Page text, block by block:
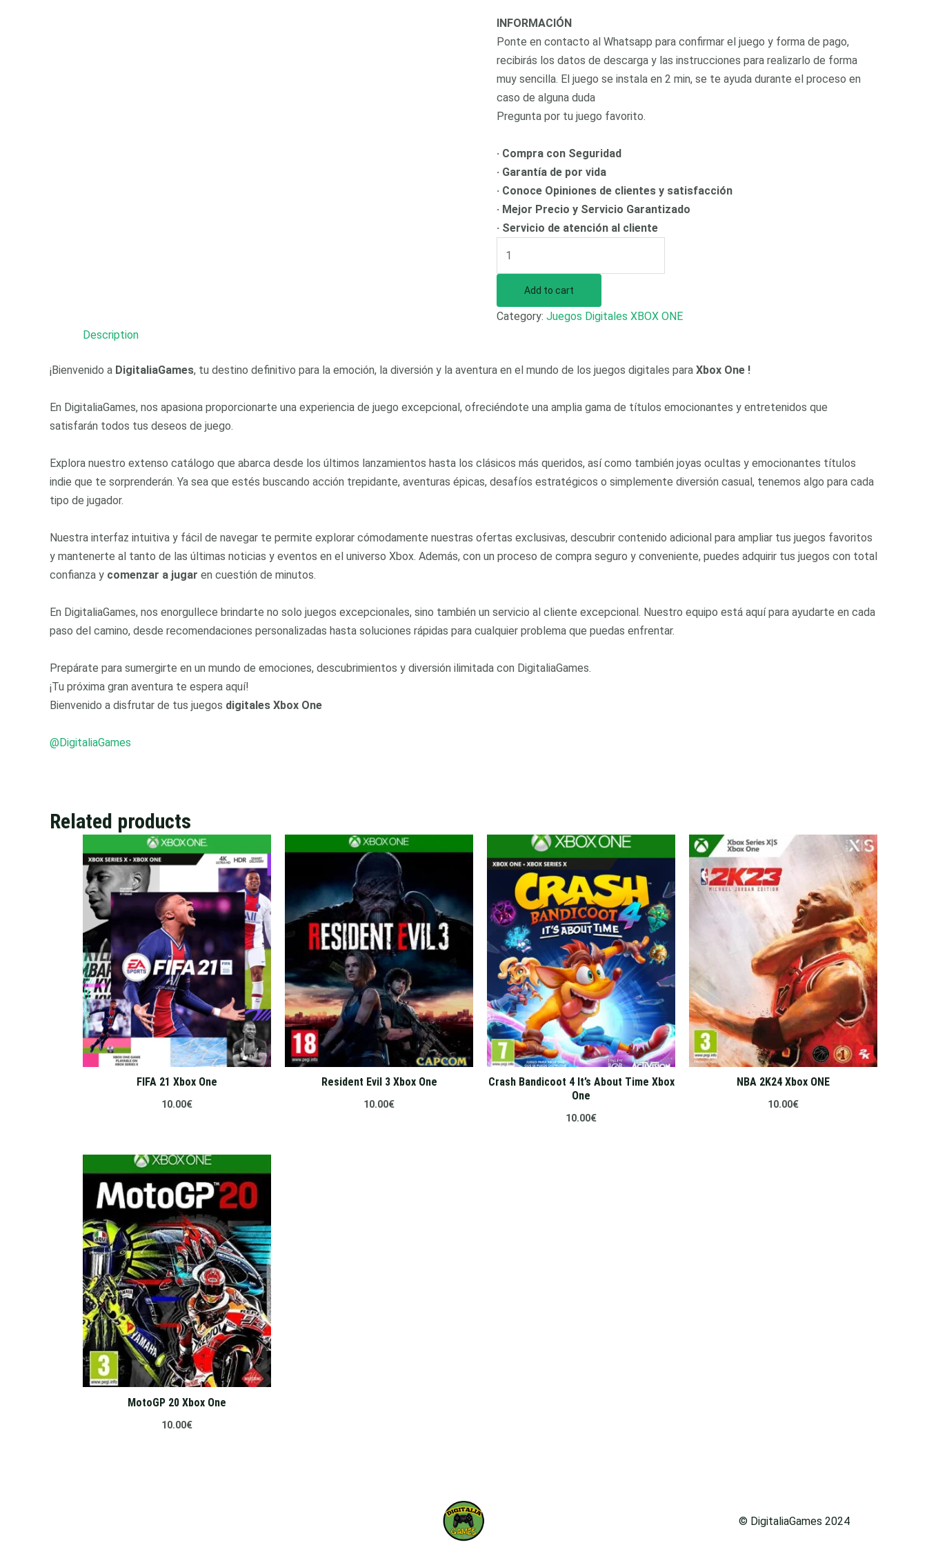
INFORMACIÓN
Ponte en contacto al Whatsapp para confirmar el juego y forma de pago,
recibirás los datos de descarga y las instrucciones para realizarlo de forma
muy sencilla. El juego se instala en 2 min, se te ayuda durante el proceso en
caso de alguna duda
Pregunta por tu juego favorito.
· Compra con Seguridad
· Garantía de por vida
· Conoce Opiniones de clientes y satisfacción
· Mejor Precio y Servicio Garantizado
· Servicio de atención al cliente
Add to cart
Category: Juegos Digitales XBOX ONE
Description
¡Bienvenido a DigitaliaGames, tu destino definitivo para la emoción, la diversión y la aventura en el mundo de los juegos digitales para Xbox One !
En DigitaliaGames, nos apasiona proporcionarte una experiencia de juego excepcional, ofreciéndote una amplia gama de títulos emocionantes y entretenidos que
satisfarán todos tus deseos de juego.
Explora nuestro extenso catálogo que abarca desde los últimos lanzamientos hasta los clásicos más queridos, así como también joyas ocultas y emocionantes títulos
indie que te sorprenderán. Ya sea que estés buscando acción trepidante, aventuras épicas, desafíos estratégicos o simplemente diversión casual, tenemos algo para cada
tipo de jugador.
Nuestra interfaz intuitiva y fácil de navegar te permite explorar cómodamente nuestras ofertas exclusivas, descubrir contenido adicional para ampliar tus juegos favoritos
y mantenerte al tanto de las últimas noticias y eventos en el universo Xbox. Además, con un proceso de compra seguro y conveniente, puedes adquirir tus juegos con total
confianza y comenzar a jugar en cuestión de minutos.
En DigitaliaGames, nos enorgullece brindarte no solo juegos excepcionales, sino también un servicio al cliente excepcional. Nuestro equipo está aquí para ayudarte en cada
paso del camino, desde recomendaciones personalizadas hasta soluciones rápidas para cualquier problema que puedas enfrentar.
Prepárate para sumergirte en un mundo de emociones, descubrimientos y diversión ilimitada con DigitaliaGames.
¡Tu próxima gran aventura te espera aquí!
Bienvenido a disfrutar de tus juegos digitales Xbox One
@DigitaliaGames
Related products
FIFA 21 Xbox One
10.00€
Resident Evil 3 Xbox One
10.00€
Crash Bandicoot 4 It’s About Time Xbox
One
10.00€
NBA 2K24 Xbox ONE
10.00€
MotoGP 20 Xbox One
10.00€
© DigitaliaGames 2024